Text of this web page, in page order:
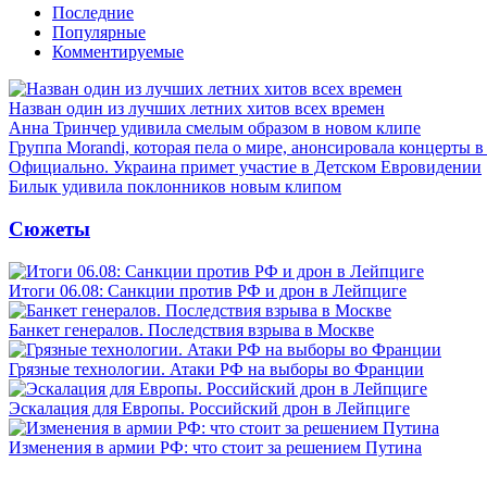
Последние
Популярные
Комментируемые
Назван один из лучших летних хитов всех времен
Анна Тринчер удивила смелым образом в новом клипе
Группа Morandi, которая пела о мире, анонсировала концерты
Официально. Украина примет участие в Детском Евровидении
Билык удивила поклонников новым клипом
Сюжеты
Итоги 06.08: Санкции против РФ и дрон в Лейпциге
Банкет генералов. Последствия взрыва в Москве
Грязные технологии. Атаки РФ на выборы во Франции
Эскалация для Европы. Российский дрон в Лейпциге
Изменения в армии РФ: что стоит за решением Путина